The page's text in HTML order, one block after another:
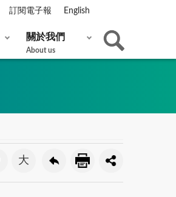
訂閱電子報 English
關於我們
About us
大